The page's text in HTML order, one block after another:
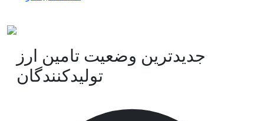
جدیدترین وضعیت تامین ارز
تولیدکنندگان